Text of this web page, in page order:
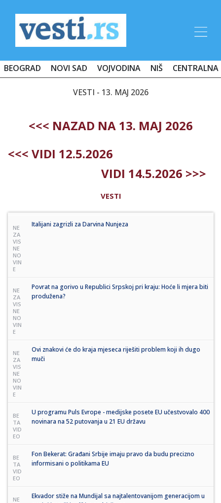
BEOGRAD NOVI SAD VOJVODINA NIŠ CENTRALNA
VESTI - 13. MAJ 2026
<<< NAZAD NA 13. MAJ 2026
<<< VIDI 12.5.2026
VIDI 14.5.2026 >>>
VESTI
NE
ZA
VIS
NE
NO
VIN
E
Italijani zagrizli za Darvina Nunjeza
NE
ZA
VIS
NE
NO
VIN
E
Povrat na gorivo u Republici Srpskoj pri kraju: Hoće li mjera biti
produžena?
NE
ZA
VIS
NE
NO
VIN
E
Ovi znakovi će do kraja mjeseca riješiti problem koji ih dugo
muči
BE
TA
VID
EO
U programu Puls Evrope - medijske posete EU učestvovalo 400
novinara na 52 putovanja u 21 EU državu
BE
TA
VID
EO
Fon Bekerat: Građani Srbije imaju pravo da budu precizno
informisani o politikama EU
NE
Ekvador stiže na Mundijal sa najtalentovanijom generacijom u